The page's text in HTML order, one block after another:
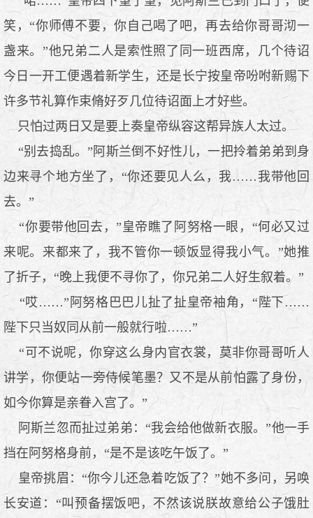
笑，“你师傅不要，你自己喝了吧，再去给你哥哥沏一
盏来。”他兄弟二人是索性照了同一班西席，几个待诏
今日一开工便遇着新学生，还是长宁按皇帝吩咐新赐下
许多节礼算作束脩好歹几位待诏面上才好些。
只怕过两日又是要上奏皇帝纵容这帮异族人太过。
“别去捣乱。”阿斯兰倒不好性儿，一把拎着弟弟到身
边来寻个地方坐了，“你还要见人么，我……我带他回
去。”
“你要带他回去，”皇帝瞧了阿努格一眼，“何必又过
来呢。来都来了，我不管你一顿饭显得我小气。”她推
了折子，“晚上我便不寻你了，你兄弟二人好生叙着。”
“哎……”阿努格巴巴儿扯了扯皇帝袖角，“陛下……
陛下只当奴同从前一般就行啦……”
“可不说呢，你穿这么身内官衣裳，莫非你哥哥听人
讲学，你便站一旁侍候笔墨？又不是从前怕露了身份，
如今你算是亲眷入宫了。”
阿斯兰忽而扯过弟弟：“我会给他做新衣服。”他一手
挡在阿努格身前，“是不是该吃午饭了。”
皇帝挑眉：“你今儿还急着吃饭了？”她不多问，另唤
长安道：“叫预备摆饭吧，不然该说朕故意给公子饿肚